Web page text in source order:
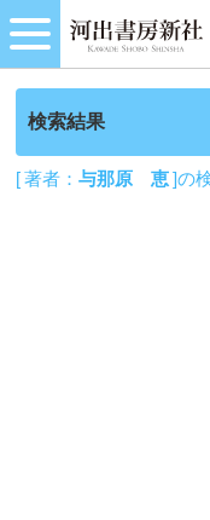
検索結果
[ 著者：与那原 恵]の